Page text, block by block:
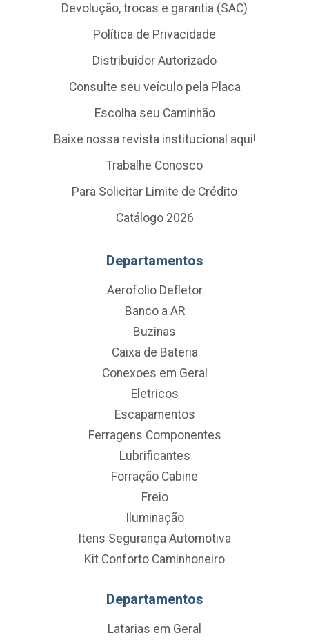
Devolução, trocas e garantia (SAC)
Política de Privacidade
Distribuidor Autorizado
Consulte seu veículo pela Placa
Escolha seu Caminhão
Baixe nossa revista institucional aqui!
Trabalhe Conosco
Para Solicitar Limite de Crédito
Catálogo 2026
Departamentos
Aerofolio Defletor
Banco a AR
Buzinas
Caixa de Bateria
Conexoes em Geral
Eletricos
Escapamentos
Ferragens Componentes
Lubrificantes
Forração Cabine
Freio
Iluminação
Itens Segurança Automotiva
Kit Conforto Caminhoneiro
Departamentos
Latarias em Geral